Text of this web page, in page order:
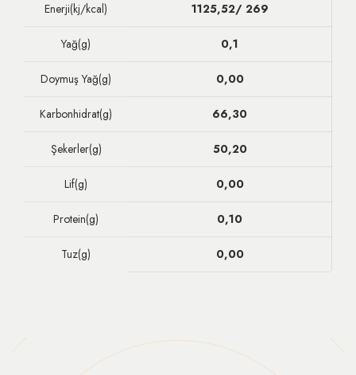
Enerji(kj/kcal) 1125,52/ 269
Yağ(g) 0,1
Doymuş Yağ(g) 0,00
Karbonhidrat(g) 66,30
Şekerler(g) 50,20
Lif(g) 0,00
Protein(g) 0,10
Tuz(g) 0,00